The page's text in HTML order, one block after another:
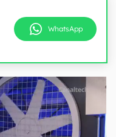
WhatsApp